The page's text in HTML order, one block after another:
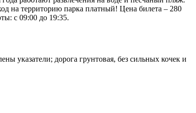
на территорию парка платный! Цена билета – 280
с 09:00 до 19:35.
указатели; дорога грунтовая, без сильных кочек и